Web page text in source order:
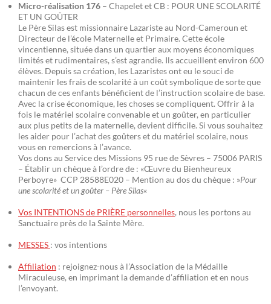
Micro-réalisation 176 – Chapelet et CB : POUR UNE SCOLARITÉ
ET UN GOÛTER
Le Père Silas est missionnaire Lazariste au Nord-Cameroun et
Directeur de l’école Maternelle et Primaire. Cette école
vincentienne, située dans un quartier aux moyens économiques
limités et rudimentaires, s’est agrandie. Ils accueillent environ 600
élèves. Depuis sa création, les Lazaristes ont eu le souci de
maintenir les frais de scolarité à un coût symbolique de sorte que
chacun de ces enfants bénéficient de l’instruction scolaire de base.
Avec la crise économique, les choses se compliquent. Offrir à la
fois le matériel scolaire convenable et un goûter, en particulier
aux plus petits de la maternelle, devient difficile. Si vous souhaitez
les aider pour l’achat des goûters et du matériel scolaire, nous
vous en remercions à l’avance.
Vos dons au Service des Missions 95 rue de Sèvres – 75006 PARIS
– Établir un chèque à l’ordre de : «Œuvre du Bienheureux
Perboyre» CCP 28588E020 – Mention au dos du chèque : »Pour
une scolarité et un goûter – Père Silas«
Vos INTENTIONS de PRIÈRE personnelles, nous les portons au
Sanctuaire près de la Sainte Mère.
MESSES : vos intentions
Affiliation : rejoignez-nous à l’Association de la Médaille
Miraculeuse, en imprimant la demande d’affiliation et en nous
l’envoyant.